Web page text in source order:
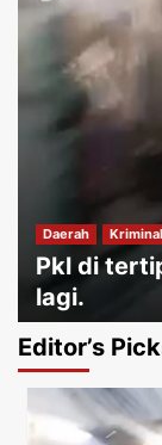
Daerah
Pkl di
lagi.
Editor’s
3